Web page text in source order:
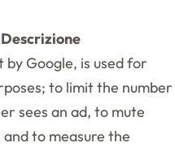
Descrizione
by Google, is used for
to limit the number
sees an ad, to mute
to measure the